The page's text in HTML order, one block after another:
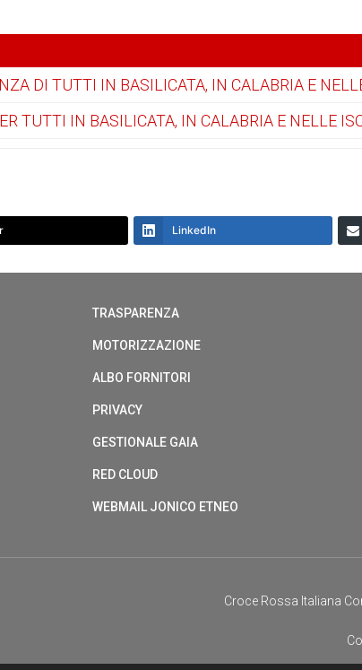
DI TUTTI IN BASILICATA, IN CALABRIA E
TUTTI IN BASILICATA, IN CALABRIA E NELLE
LinkedIn
TRASPARENZA
MOTORIZZAZIONE
ALBO FORNITORI
PRIVACY
GESTIONALE GAIA
RED CLOUD
WEBMAIL JONICO ETNEO
Croce Rossa Italiana